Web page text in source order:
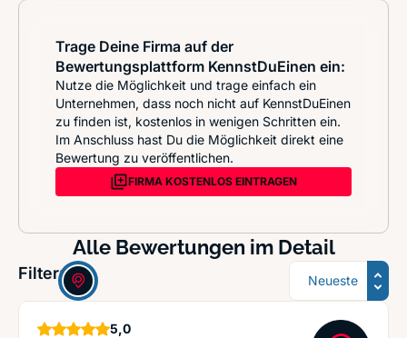
Trage Deine Firma auf der
Bewertungsplattform KennstDuEinen ein:
Nutze die Möglichkeit und trage einfach ein
Unternehmen, dass noch nicht auf KennstDuEinen
zu finden ist, kostenlos in wenigen Schritten ein.
Im Anschluss hast Du die Möglichkeit direkt eine
Bewertung zu veröffentlichen.
FIRMA KOSTENLOS EINTRAGEN
Alle Bewertungen im Detail
Filter: Sortierung
5,0Sterne